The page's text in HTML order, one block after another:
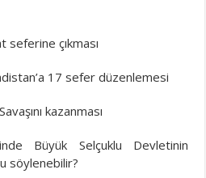
seferine çıkması
17 sefer düzenlemesi
kazanması
Büyük Selçuklu Devletinin
söylenebilir?